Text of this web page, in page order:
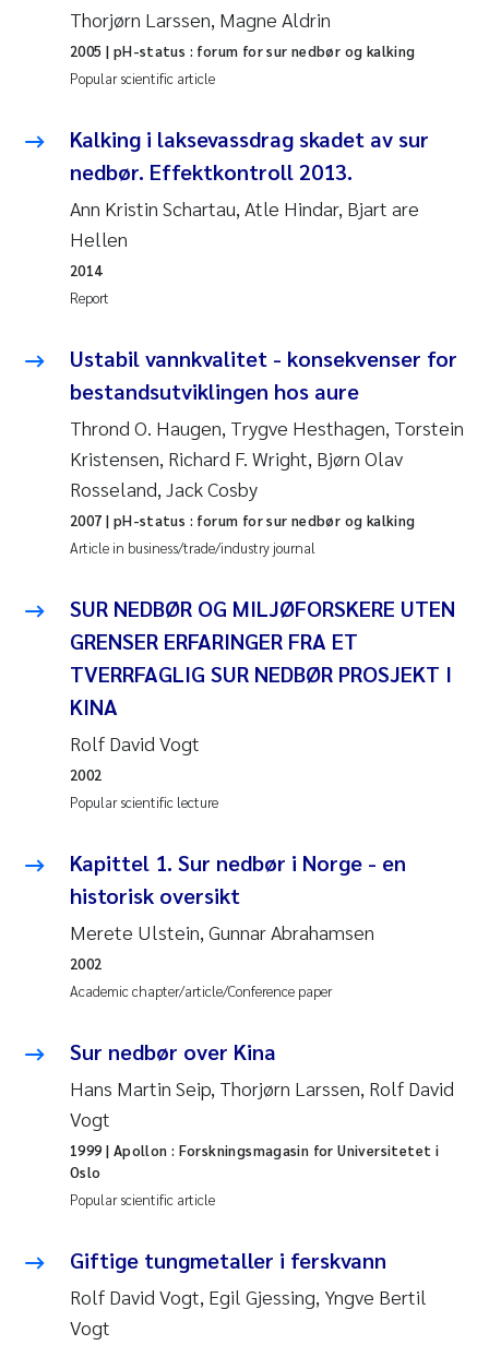
2007
2006
2005
Eli Rinde
Benoit Olivier Demars
Nicholas Roden
Maia Røst Kile
Birger Skjelbred
Hege Gundersen
Inga Fløisand
Lena Haugland Moen
Maria Thérése Hultman
Vladyslava Hostyeva
Valentina Elena Tartiu
Tânia Cristina Gomes
Sindre Langaas
Pål Molander
Merete Schøyen
Elisabeth Støhle Rødland
Aina Charlotte Wennberg
Thorjørn Larssen, Magne Aldrin
Popular scientific article
2005 | pH-status : forum for sur nedbør og kalking
Kalking i laksevassdrag skadet av sur
nedbør. Effektkontroll 2013.
Ann Kristin Schartau, Atle Hindar, Bjart are
Hellen
Report
2014
Ustabil vannkvalitet - konsekvenser for
bestandsutviklingen hos aure
Thrond O. Haugen, Trygve Hesthagen, Torstein
Kristensen, Richard F. Wright, Bjørn Olav
Rosseland, Jack Cosby
Article in business/trade/industry journal
2007 | pH-status : forum for sur nedbør og kalking
SUR NEDBØR OG MILJØFORSKERE UTEN
GRENSER ERFARINGER FRA ET
TVERRFAGLIG SUR NEDBØR PROSJEKT I
KINA
Rolf David Vogt
Popular scientific lecture
2002
Kapittel 1. Sur nedbør i Norge - en
historisk oversikt
Merete Ulstein, Gunnar Abrahamsen
Academic chapter/article/Conference paper
2002
Sur nedbør over Kina
Hans Martin Seip, Thorjørn Larssen, Rolf David
Vogt
Popular scientific article
1999| Apollon : Forskningsmagasin for Universitetet i
Oslo
Giftige tungmetaller i ferskvann
Rolf David Vogt, Egil Gjessing, Yngve Bertil
Vogt